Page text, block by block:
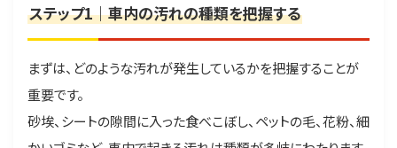
ステップ1｜車内の汚れの種類を把握する
まずは、どのような汚れが発生しているかを把握することが
重要です。
砂埃、シートの隙間に入った食べこぼし、ペットの毛、花粉、細